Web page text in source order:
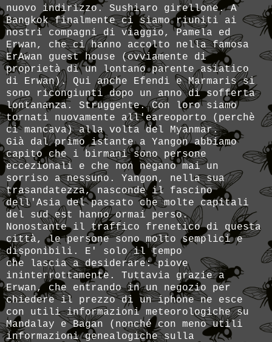
nuovo indirizzo. Sushiaro girellone. A
Bangkok finalmente ci siamo riuniti ai
nostri compagni di viaggio, Pamela ed
Erwan, che ci hanno accolto nella famosa
ErAwan guest house (ovviamente di
proprietà di un lontano parente asiatico
di Erwan). Qui anche Efendi e Marmaris si
sono ricongiunti dopo un anno di sofferta
lontananza. Struggente. Con loro siamo
tornati nuovamente all'eareoporto (perchè
ci mancava) alla volta del Myanmar.
Già dal primo istante a Yangon abbiamo
capito che i birmani sono persone
eccezionali e che non negano mai un
sorriso a nessuno. Yangon, nella sua
trasandatezza, nasconde il fascino
dell'Asia del passato che molte capitali
del sud est hanno ormai perso.
Nonostante il traffico frenetico di questa
città, le persone sono molto semplici e
disponibili. E' solo il tempo
che lascia a desiderare: piove
ininterrottamente. Tuttavia grazie a
Erwan, che entrando in un negozio per
chiedere il prezzo di un iphone ne esce
con utili informazioni meteorologiche su
Mandalay e Bagan (nonché con meno utili
informazioni genealogiche sulla